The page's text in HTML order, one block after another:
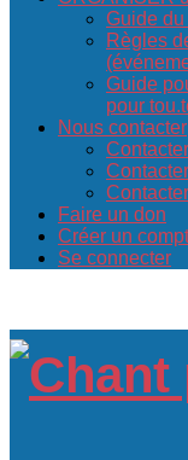
Guide
Règles
Guide
pour
Nous contacter
Faire un don
Créer un
Se connecter